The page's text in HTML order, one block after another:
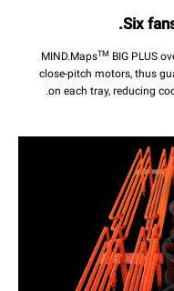
Six
MIND.MapsTM BIG PLUS
close-pitch motors, thus
on each tray, reducing